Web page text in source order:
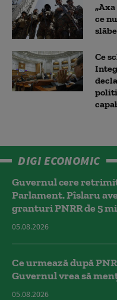
ce
Ce
DIGI ECONOMIC
Guvernul cere
Parlament. Pîslaru
granturi PNRR de 5
05.08.2026
Ce urmează după
Guvernul vrea să
05.08.2026